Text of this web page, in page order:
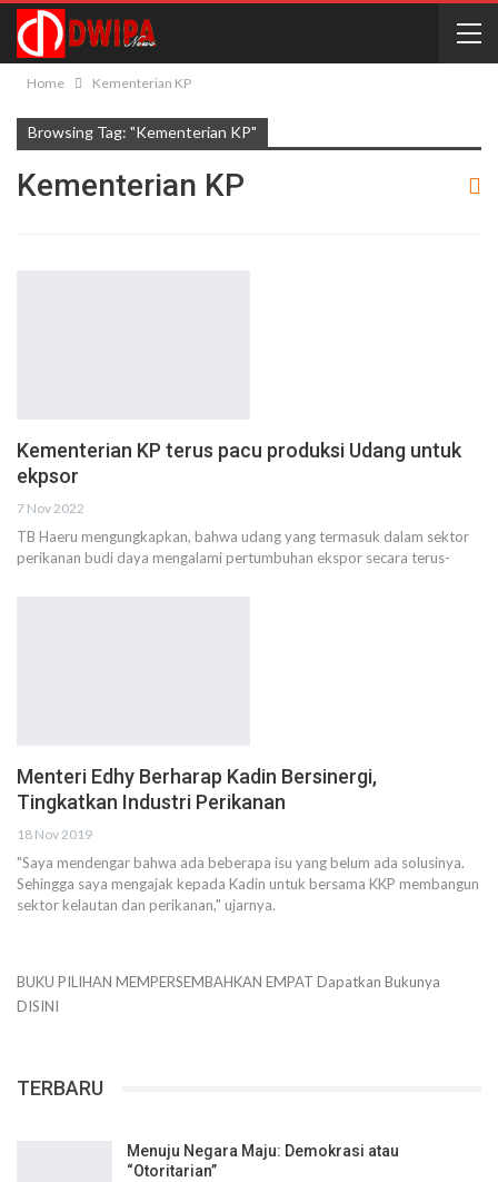
Home Kementerian KP
Browsing Tag: "Kementerian KP"
Kementerian KP
Kementerian KP terus pacu produksi Udang untuk
ekpsor
7 Nov 2022
TB Haeru mengungkapkan, bahwa udang yang termasuk dalam sektor
perikanan budi daya mengalami pertumbuhan ekspor secara terus-
Menteri Edhy Berharap Kadin Bersinergi,
Tingkatkan Industri Perikanan
18 Nov 2019
"Saya mendengar bahwa ada beberapa isu yang belum ada solusinya.
Sehingga saya mengajak kepada Kadin untuk bersama KKP membangun
sektor kelautan dan perikanan," ujarnya.
BUKU PILIHAN MEMPERSEMBAHKAN EMPAT Dapatkan Bukunya
DISINI
TERBARU
Menuju Negara Maju: Demokrasi atau
“Otoritarian”